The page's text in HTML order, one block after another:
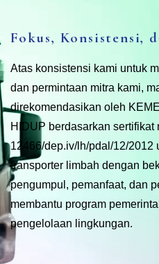
Fokus, Konsistensi,
Atas konsistensi kami untuk
dan permintaan mitra kami,
direkomendasikan oleh
HIDUP berdasarkan sertifikat
12466/dep.iv/lh/pdal/12/2012
transporter limbah dengan
pengumpul, pemanfaat, dan
membantu program
pengelolaan lingkungan.